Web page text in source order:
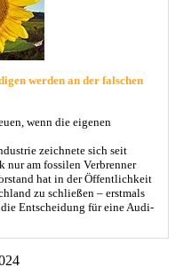
werden an der falschen
wenn die eigenen
zeichnete sich seit
nur am fossilen Verbrenner
hat in der Öffentlichkeit
zu schließen – erstmals
Entscheidung für eine Audi-